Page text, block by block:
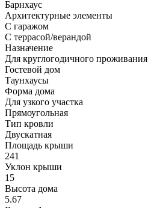
Барнхаус
Архитектурные элементы
С гаражом
С террасой/верандой
Назначение
Для круглогодичного проживания
Гостевой дом
Таунхаусы
Форма дома
Для узкого участка
Прямоугольная
Тип кровли
Двускатная
Площадь крыши
241
Уклон крыши
15
Высота дома
5.67